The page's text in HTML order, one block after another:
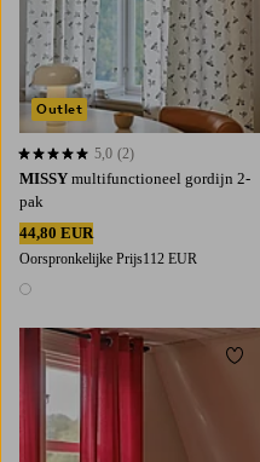
MISSY multifunctioneel gordijn 2-
pak
44,80 EUR
Oorspronkelijke Prijs112 EUR
1 kleur
5,0 op basis van 2 beoordelingen
5,0 (2)
Outlet
250